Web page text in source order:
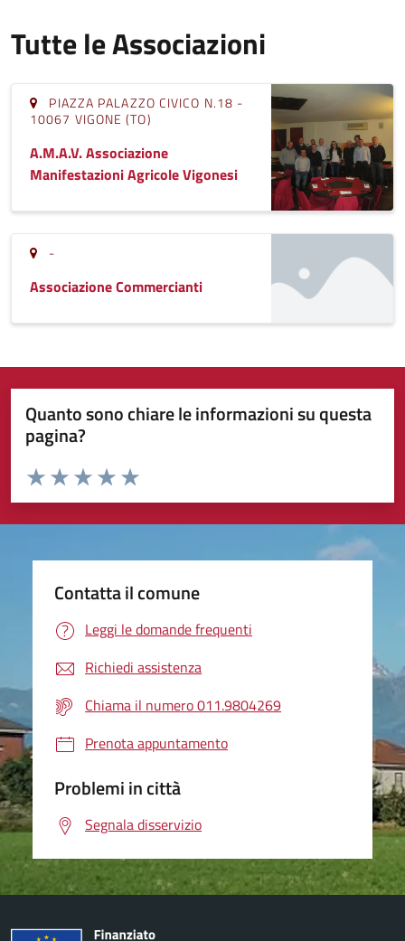
Tutte le Associazioni
PIAZZA PALAZZO CIVICO N.18 -
10067 VIGONE (TO)
A.M.A.V. Associazione
Manifestazioni Agricole Vigonesi
-
Associazione Commercianti
Quanto sono chiare le informazioni su questa
pagina?
Valuta da 1 a 5 stelle la pagina
Valuta 5 stelle su 5
Valuta 4 stelle su 5
Valuta 3 stelle su 5
Valuta 2 stelle su 5
Valuta 1 stelle su 5
Contatta il comune
Leggi le domande frequenti
Richiedi assistenza
Chiama il numero 011.9804269
Prenota appuntamento
Problemi in città
Segnala disservizio